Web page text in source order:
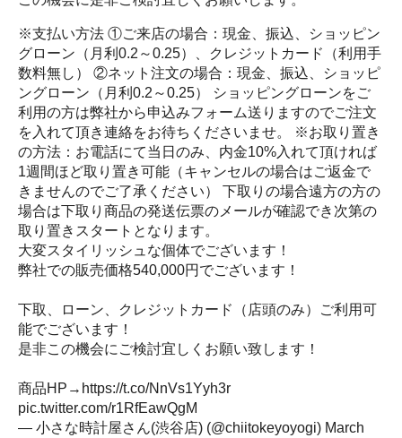
※支払い方法 ①ご来店の場合：現金、振込、ショッピン
グローン（月利0.2～0.25）、クレジットカード（利用手
数料無し） ②ネット注文の場合：現金、振込、ショッピ
ングローン（月利0.2～0.25） ショッピングローンをご
利用の方は弊社から申込みフォーム送りますのでご注文
を入れて頂き連絡をお待ちくださいませ。 ※お取り置き
の方法：お電話にて当日のみ、内金10%入れて頂ければ
1週間ほど取り置き可能（キャンセルの場合はご返金で
きませんのでご了承ください） 下取りの場合遠方の方の
場合は下取り商品の発送伝票のメールが確認でき次第の
取り置きスタートとなります。
大変スタイリッシュな個体でございます！
弊社での販売価格540,000円でございます！
下取、ローン、クレジットカード（店頭のみ）ご利用可
能でございます！
是非この機会にご検討宜しくお願い致します！
商品HP→ https://t.co/NnVs1Yyh3r
pic.twitter.com/r1RfEawQgM
— 小さな時計屋さん(渋谷店) (@chiitokeyoyogi) March